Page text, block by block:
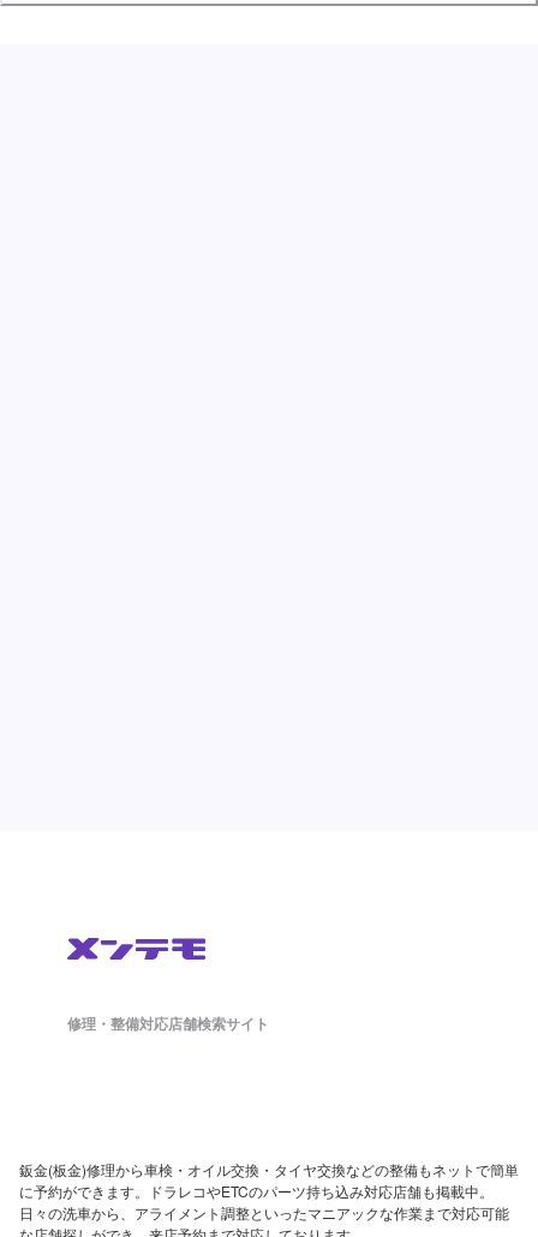
修理・整備対応店舗検索サイト
鈑金(板金)修理から車検・オイル交換・タイヤ交換などの整備もネットで簡単
に予約ができます。ドラレコやETCのパーツ持ち込み対応店舗も掲載中。
日々の洗車から、アライメント調整といったマニアックな作業まで対応可能